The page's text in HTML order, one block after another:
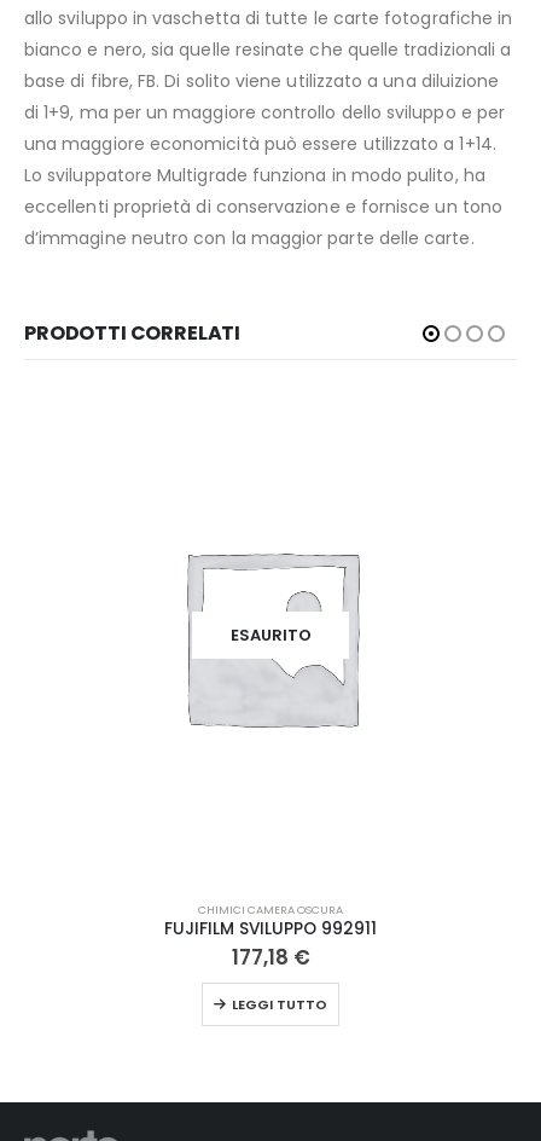
allo sviluppo in vaschetta di tutte le carte fotografiche in
bianco e nero, sia quelle resinate che quelle tradizionali a
base di fibre, FB. Di solito viene utilizzato a una diluizione
di 1+9, ma per un maggiore controllo dello sviluppo e per
una maggiore economicità può essere utilizzato a 1+14.
Lo sviluppatore Multigrade funziona in modo pulito, ha
eccellenti proprietà di conservazione e fornisce un tono
d’immagine neutro con la maggior parte delle carte.
PRODOTTI CORRELATI
ESAURITO
CHIMICI CAMERA OSCURA
FUJIFILM SVILUPPO 992911
177,18 €
LEGGI TUTTO